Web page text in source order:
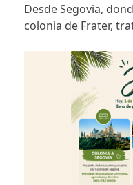
Desde Segovia,
colonia de Frater,